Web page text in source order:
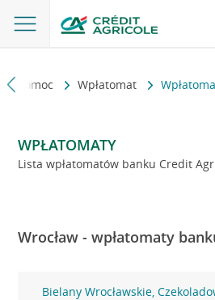
i pomoc Wpłatomat
WPŁATOMATY
Lista wpłatomatów banku Credit
Wrocław - wpłatomaty
Bielany Wrocławskie,